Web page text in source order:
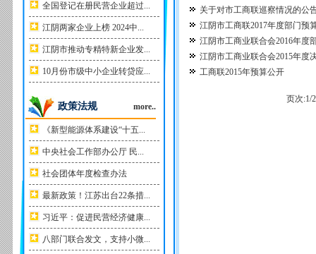
全国登记在册民营企业超过...
江阴两家企业上榜 2024中...
江阴市推动专精特新企业发...
10月份市级中小企业转贷应...
政策法规 more..
《新型能源体系建设“十五...
中央社会工作部办公厅 民...
社会团体年度检查办法
最新政策！江苏出台22条措...
习近平：促进民营经济健康...
八部门联合发文，支持小微...
关于对市工商联巡察情况的公
江阴市工商联2017年度部门预
江阴市工商业联合会2016年度
江阴市工商业联合会2015年度
工商联2015年预算公开
页次:1/2